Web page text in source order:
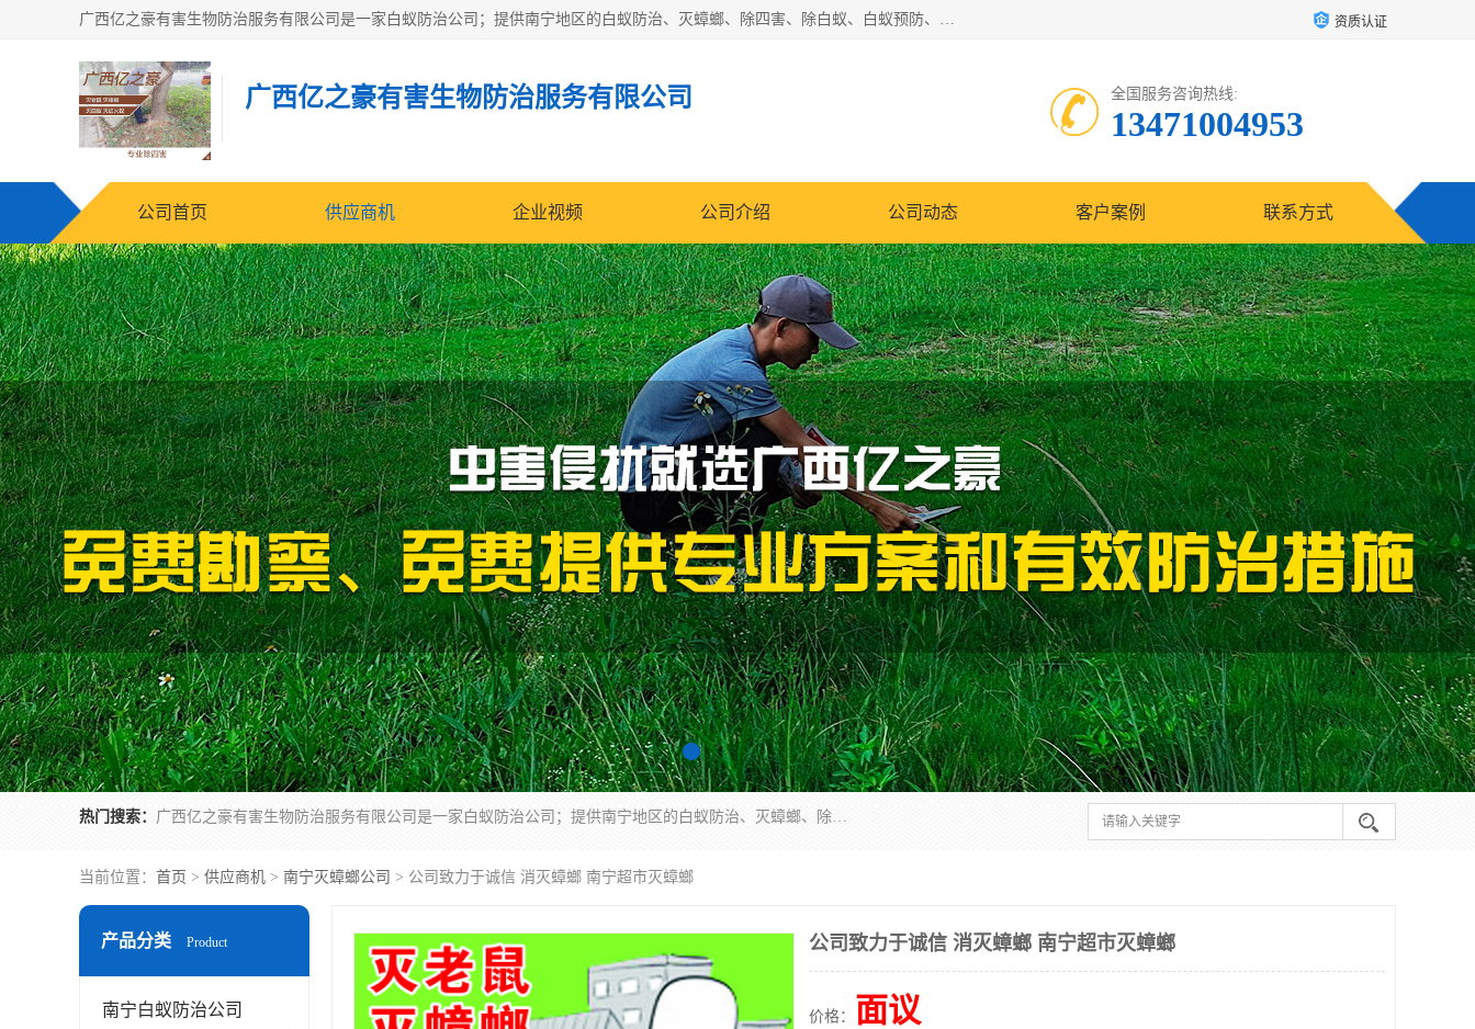
广西亿之豪有害生物防治服务有限公司是一家白蚁防治公司；提供南宁地区的白蚁防治、灭蟑螂、除四害、除白蚁、白蚁预防、消毒等服务，广西亿之豪有害生物防治服务有限公司专业灭蟑螂,灭鼠,除四害,服务上门,安全环保,售后保障,一次消杀，竭诚为您服务. 资质认证
广西亿之豪有害生物防治服务有限公司 全国服务咨询热线:
13471004953
公司首页 供应商机 企业视频 公司介绍 公司动态 客户案例 联系方式
热门搜索： 广西亿之豪有害生物防治服务有限公司是一家白蚁防治公司；提供南宁地区的白蚁防治、灭蟑螂、除四害、除白蚁、白蚁预防、消毒等服务，广西亿之豪有害生物防治服务有限公司专业灭蟑螂,灭鼠,除四害,服务上门,安全环保,售后保障,一次消杀，竭诚为您服务.
当前位置： 首页 > 供应商机 > 南宁灭蟑螂公司 > 公司致力于诚信 消灭蟑螂 南宁超市灭蟑螂
产品分类 Product
南宁白蚁防治公司
公司致力于诚信 消灭蟑螂 南宁超市灭蟑螂
价格： 面议